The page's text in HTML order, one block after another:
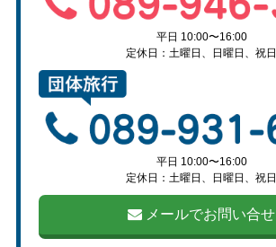
平日 10:00〜16:00
定休日：土曜日、日曜日、祝日
平日 10:00〜16:00
定休日：土曜日、日曜日、祝日
メールでお問い合せ